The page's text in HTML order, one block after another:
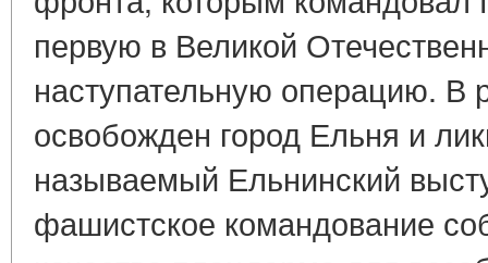
первую в Великой
наступательную операцию. В
освобожден город Ельня и
называемый Ельнинский
фашистское командование